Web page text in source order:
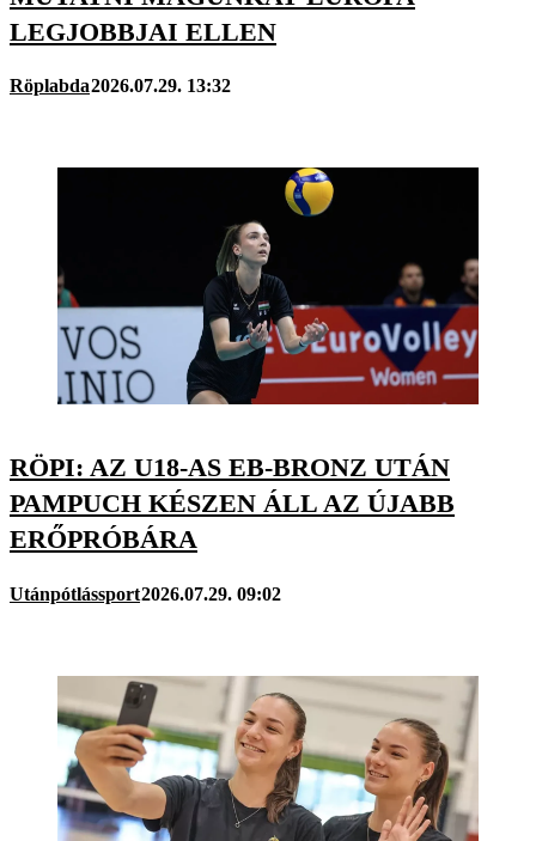
LEGJOBBJAI ELLEN
Röplabda2026.07.29. 13:32
RÖPI: AZ U18-AS EB-BRONZ UTÁN
PAMPUCH KÉSZEN ÁLL AZ ÚJABB
ERŐPRÓBÁRA
Utánpótlássport2026.07.29. 09:02